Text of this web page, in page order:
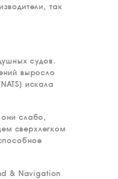
так
судов.
выросло
искала
слабо,
сверхлегком
& Navigation